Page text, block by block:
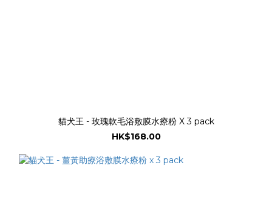
貓犬王 - 玫瑰軟毛浴敷膜水療粉 X 3 pack
HK$168.00